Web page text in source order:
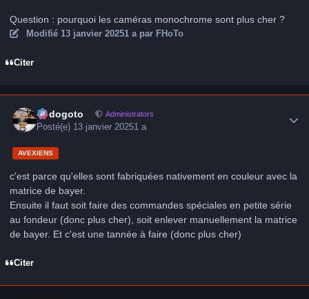
Question : pourquoi les caméras monochrome sont plus cher ?
Modifié 13 janvier 20251 apar FHoTo
Citer
frédogoto Administrators
Posté(e) 13 janvier 20251 a
AVEXIENS
c'est parce qu'elles sont fabriquées nativement en couleur avec la
matrice de bayer.
Ensuite il faut soit faire des commandes spéciales en petite série
au fondeur (donc plus cher), soit enlever manuellement la matrice
de bayer. Et c'est une tannée à faire (donc plus cher)
Citer